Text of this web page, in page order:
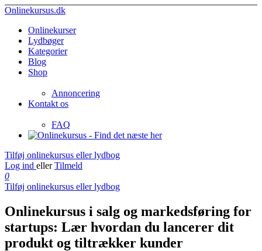
Onlinekursus.dk
Onlinekurser
Lydbøger
Kategorier
Blog
Shop
Annoncering
Kontakt os
FAQ
Tilføj onlinekursus eller lydbog
Log ind eller Tilmeld
0
Tilføj onlinekursus eller lydbog
Onlinekursus i salg og markedsføring for
startups: Lær hvordan du lancerer dit
produkt og tiltrækker kunder